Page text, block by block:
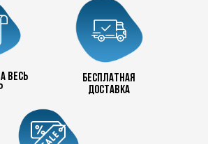
весь
бесплатная
доставка
+7 727 390 50 32